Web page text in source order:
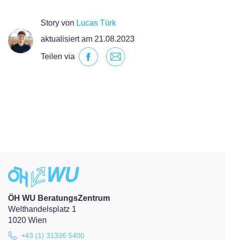
Story von Lucas Türk
aktualisiert am 21.08.2023
Teilen via
ÖH WU BeratungsZentrum
Welthandelsplatz 1
1020 Wien
+43 (1) 31336 5400